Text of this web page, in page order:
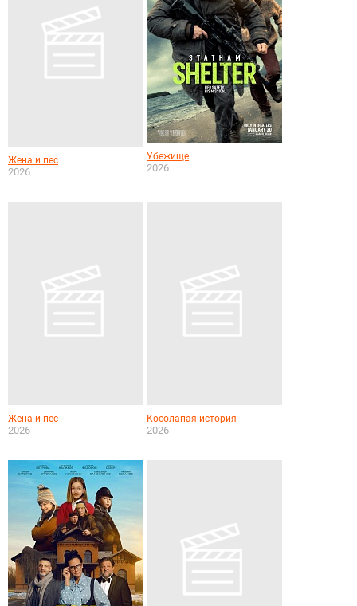
Жена и пес
2026
Убежище
2026
Жена и пес
2026
Косолапая история
2026